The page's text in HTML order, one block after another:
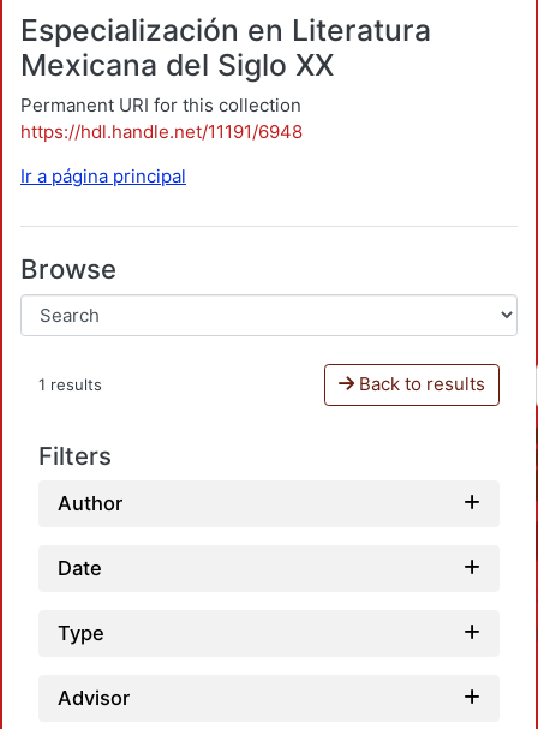
Especialización en Literatura
Mexicana del Siglo XX
Permanent URI for this collection
https://hdl.handle.net/11191/6948
Ir a página principal
Browse
1 results Back to results
Filters
Author
Date
Type
Advisor